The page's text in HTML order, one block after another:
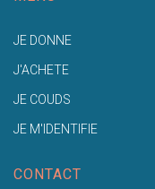
JE DONNE
J'ACHETE
JE COUDS
JE M'IDENTIFIE
CONTACT